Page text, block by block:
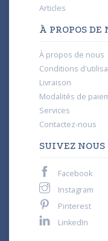
Articles
À PROPOS DE
À propos de nous
Conditions
Livraison
Modalités de
Services
Contactez-nous
SUIVEZ NOUS
Facebook
Instagram
Pinterest
LinkedIn